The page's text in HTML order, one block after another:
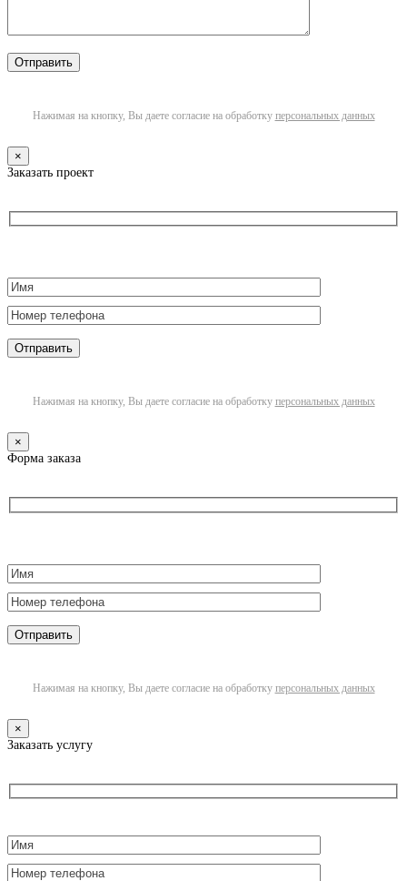
Нажимая на кнопку, Вы даете согласие на обработку персональных данных
×
Заказать проект
Нажимая на кнопку, Вы даете согласие на обработку персональных данных
×
Форма заказа
Нажимая на кнопку, Вы даете согласие на обработку персональных данных
×
Заказать услугу